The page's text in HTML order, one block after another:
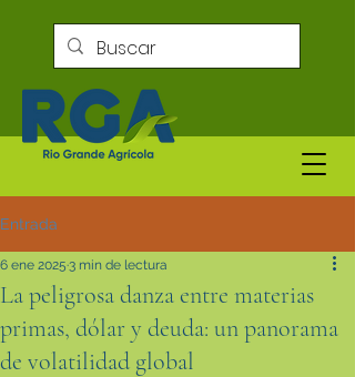
Entrada
La peligrosa danza entre materias
primas, dólar y deuda: un panorama
de volatilidad global
6 ene 2025 3 min de lectura